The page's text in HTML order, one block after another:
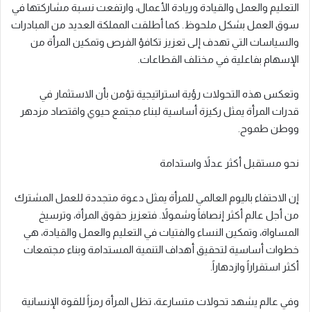
التعليم والعمل والقيادة وريادة الأعمال، وارتفعت نسبة مشاركتها في
سوق العمل بشكل ملحوظ. كما أطلقت المملكة العديد من المبادرات
والسياسات التي تهدف إلى تعزيز تكافؤ الفرص وتمكين المرأة من
الإسهام بفاعلية في مختلف القطاعات.
وتعكس هذه التحولات رؤية استراتيجية تؤمن بأن الاستثمار في
قدرات المرأة يمثل ركيزة أساسية لبناء مجتمع حيوي واقتصاد مزدهر
ووطن طموح.
نحو مستقبل أكثر عدلاً واستدامة
إن الاحتفاء باليوم العالمي للمرأة يمثل دعوة متجددة للعمل المشترك
من أجل عالم أكثر إنصافاً وشمولاً. فتعزيز حقوق المرأة، وترسيخ
المساواة، وتمكين النساء والفتيات في التعليم والعمل والقيادة، هي
خطوات أساسية لتحقيق أهداف التنمية المستدامة وبناء مجتمعات
أكثر استقراراً وازدهاراً.
وفي عالم يشهد تحولات متسارعة، تظل المرأة رمزاً للقوة الإنسانية